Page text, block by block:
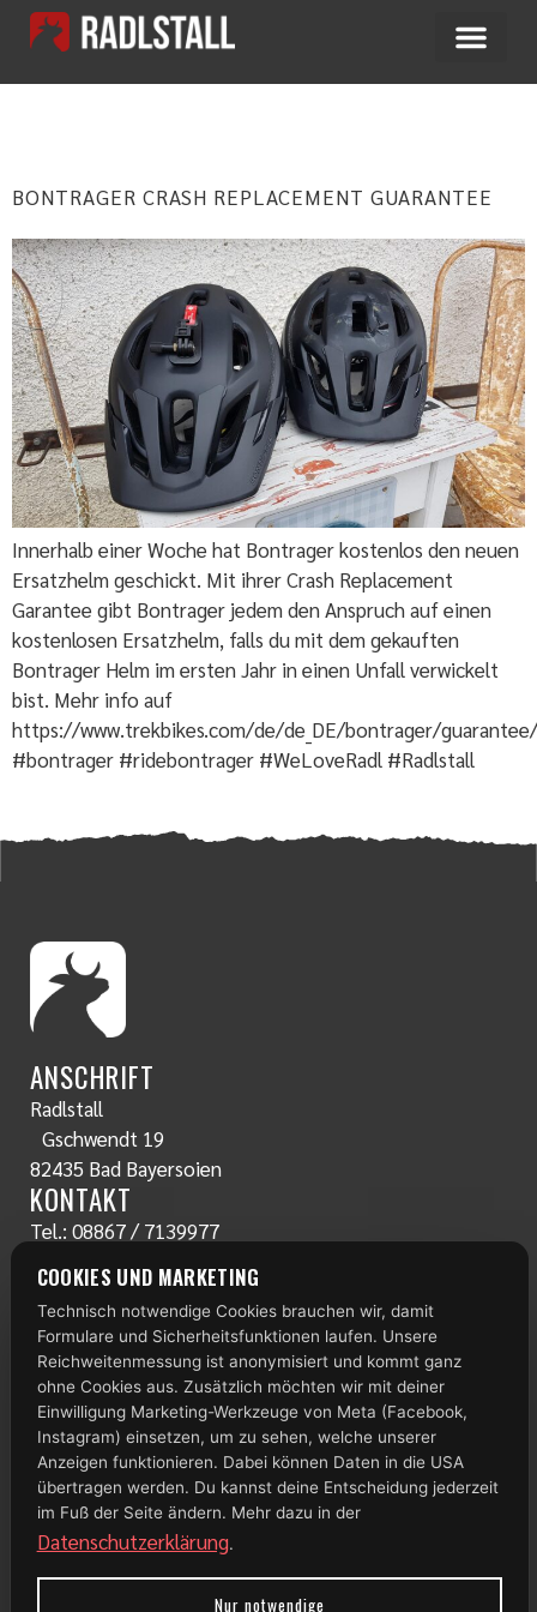
BONTRAGER CRASH REPLACEMENT GUARANTEE
Innerhalb einer Woche hat Bontrager kostenlos den neuen
Ersatzhelm geschickt. Mit ihrer Crash Replacement
Garantee gibt Bontrager jedem den Anspruch auf einen
kostenlosen Ersatzhelm, falls du mit dem gekauften
Bontrager Helm im ersten Jahr in einen Unfall verwickelt
bist. Mehr info auf
https://www.trekbikes.com/de/de_DE/bontrager/guarantee/
#bontrager #ridebontrager #WeLoveRadl #Radlstall
ANSCHRIFT
Radlstall
Gschwendt 19
82435 Bad Bayersoien
KONTAKT
Tel.: 08867 / 7139977
E-Mail:servus@radlstall.com
ÖFFNUNGSZEITEN
Montag: geschlossen
Di – Fr: 10:00 – 18:00 Uhr
Samstag: 09:00 – 13:00 Uhr
TOP 100
COOKIES UND MARKETING
Technisch notwendige Cookies brauchen wir, damit
Formulare und Sicherheitsfunktionen laufen. Unsere
Reichweitenmessung ist anonymisiert und kommt ganz
ohne Cookies aus. Zusätzlich möchten wir mit deiner
Einwilligung Marketing-Werkzeuge von Meta (Facebook,
Instagram) einsetzen, um zu sehen, welche unserer
Anzeigen funktionieren. Dabei können Daten in die USA
übertragen werden. Du kannst deine Entscheidung jederzeit
im Fuß der Seite ändern. Mehr dazu in der
Datenschutzerklärung.
Nur notwendige